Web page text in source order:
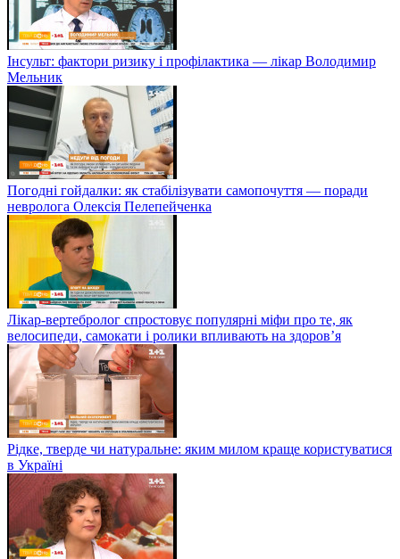
Інсульт: фактори ризику і профілактика — лікар Володимир
Мельник
Погодні гойдалки: як стабілізувати самопочуття — поради
невролога Олексія Пелепейченка
Лікар-вертебролог спростовує популярні міфи про те, як
велосипеди, самокати і ролики впливають на здоров’я
Рідке, тверде чи натуральне: яким милом краще користуватися
в Україні